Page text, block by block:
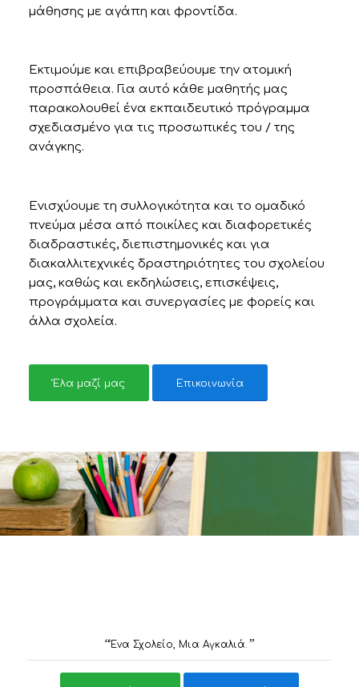
μάθησης με αγάπη και φροντίδα.
Εκτιμούμε και επιβραβεύουμε την ατομική
προσπάθεια. Για αυτό κάθε μαθητής μας
παρακολουθεί ένα εκπαιδευτικό πρόγραμμα
σχεδιασμένο για τις προσωπικές του / της
ανάγκης.
Ενισχύουμε τη συλλογικότητα και το ομαδικό
πνεύμα μέσα από ποικίλες και διαφορετικές
διαδραστικές, διεπιστημονικές και για
διακαλλιτεχνικές δραστηριότητες του σχολείου
μας, καθώς και εκδηλώσεις, επισκέψεις,
προγράμματα και συνεργασίες με φορείς και
άλλα σχολεία.
Έλα μαζί μας Επικοινωνία
“Ένα Σχολείο, Μια Αγκαλιά. ”